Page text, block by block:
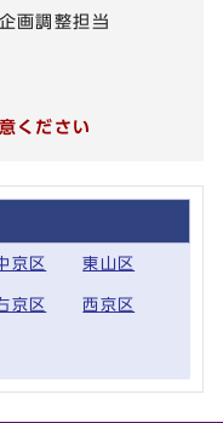
画調整担当
ください
京区 東山区
京区 西京区